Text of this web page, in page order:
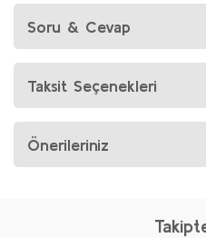
Soru & Cevap
Taksit Seçenekleri
Önerileriniz